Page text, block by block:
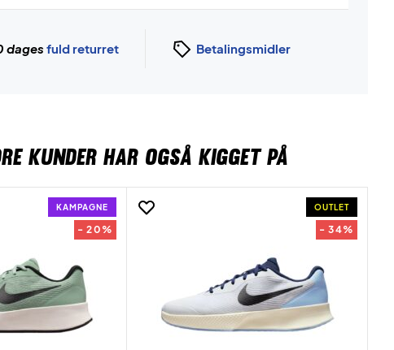
dages fuld returret Betalingsmidler
KUNDER HAR OGSÅ KIGGET PÅ
KAMPAGNE
- 20%
OUTLET
- 34%